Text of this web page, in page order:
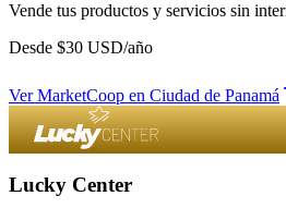
Vende tus productos y servicios sin
Desde $30 USD/año
VerMarketCoop en Ciudad de Panamá
Lucky Center